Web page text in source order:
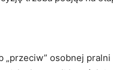
osobnej